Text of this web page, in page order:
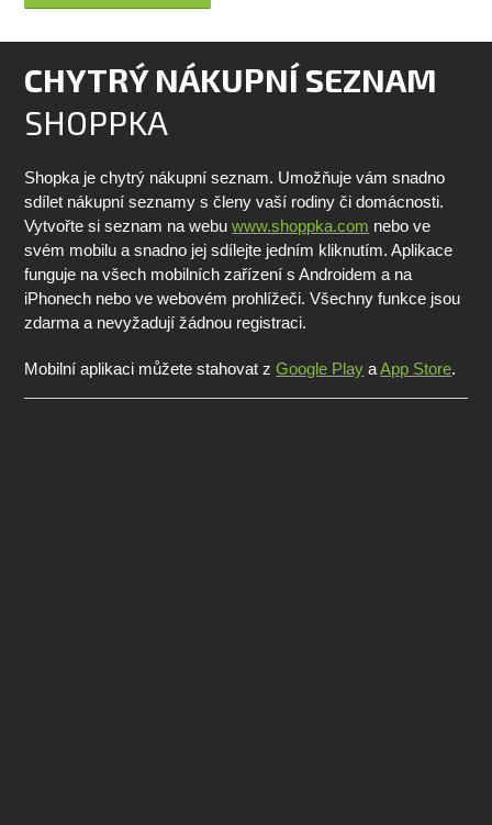
CHYTRÝ NÁKUPNÍ SEZNAM
SHOPPKA
Shopka je chytrý nákupní seznam. Umožňuje vám snadno
sdílet nákupní seznamy s členy vaší rodiny či domácnosti.
Vytvořte si seznam na webuwww.shoppka.com nebo ve
svém mobilu a snadno jej sdílejte jedním kliknutím. Aplikace
funguje na všech mobilních zařízení s Androidem a na
iPhonech nebo ve webovém prohlížeči. Všechny funkce jsou
zdarma a nevyžadují žádnou registraci.
Mobilní aplikaci můžete stahovat zGoogle Play aApp Store.